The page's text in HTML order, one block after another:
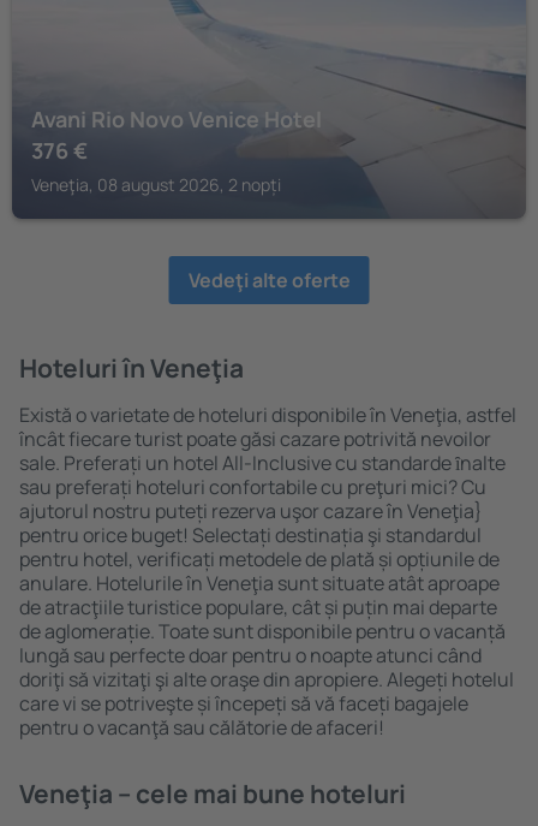
Avani Rio Novo Venice Hotel
376 €
Veneţia, 08 august 2026, 2 nopți
Vedeţi alte oferte
Hoteluri în Veneţia
Există o varietate de hoteluri disponibile în Veneţia, astfel
încât fiecare turist poate găsi cazare potrivită nevoilor
sale. Preferați un hotel All-Inclusive cu standarde ȋnalte
sau preferați hoteluri confortabile cu preţuri mici? Cu
ajutorul nostru puteți rezerva uşor cazare în Veneţia}
pentru orice buget! Selectați destinația şi standardul
pentru hotel, verificați metodele de plată și opțiunile de
anulare. Hotelurile în Veneţia sunt situate atât aproape
de atracţiile turistice populare, cât și puțin mai departe
de aglomerație. Toate sunt disponibile pentru o vacanță
lungă sau perfecte doar pentru o noapte atunci când
doriţi să vizitaţi şi alte oraşe din apropiere. Alegeți hotelul
care vi se potriveşte și începeți să vă faceți bagajele
pentru o vacanţă sau călătorie de afaceri!
Veneţia – cele mai bune hoteluri